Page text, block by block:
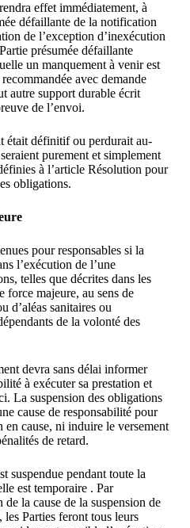
effet immédiatement, à
défaillante de la notification
de l’exception d’inexécution
présumée défaillante
un manquement à venir est
avec demande
autre support durable écrit
de l’envoi.
était définitif ou perdurait au-
purement et simplement
à l’article Résolution pour
obligations.
pour responsables si la
l’exécution de l’une
telles que décrites dans les
force majeure, au sens de
d’aléas sanitaires ou
de la volonté des
devra sans délai informer
à exécuter sa prestation et
La suspension des obligations
cause de responsabilité pour
cause, ni induire le versement
de retard.
suspendue pendant toute la
est temporaire . Par
la cause de la suspension de
Parties feront tous leurs